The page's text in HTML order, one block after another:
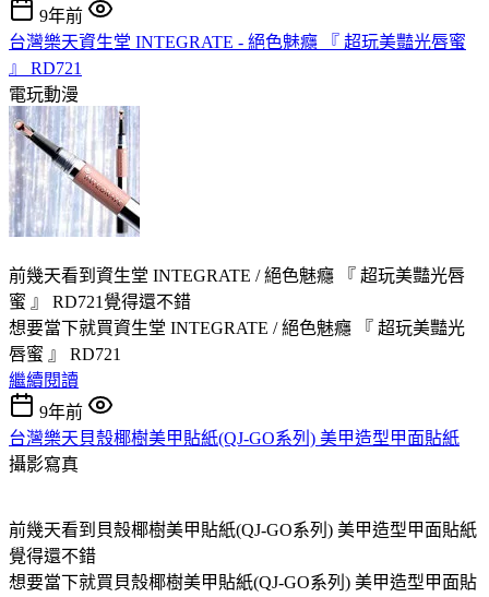
9年前
台灣樂天資生堂 INTEGRATE - 絕色魅癮 『 超玩美豔光唇蜜
』 RD721
電玩動漫
前幾天看到資生堂 INTEGRATE / 絕色魅癮 『 超玩美豔光唇
蜜 』 RD721覺得還不錯
想要當下就買資生堂 INTEGRATE / 絕色魅癮 『 超玩美豔光
唇蜜 』 RD721
繼續閱讀
9年前
台灣樂天貝殼椰樹美甲貼紙(QJ-GO系列) 美甲造型甲面貼紙
攝影寫真
前幾天看到貝殼椰樹美甲貼紙(QJ-GO系列) 美甲造型甲面貼紙
覺得還不錯
想要當下就買貝殼椰樹美甲貼紙(QJ-GO系列) 美甲造型甲面貼